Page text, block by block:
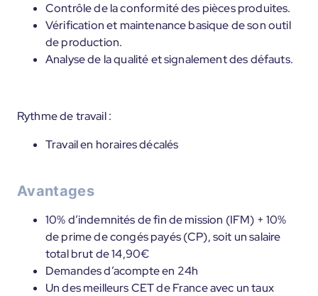
Contrôle de la conformité des pièces produites.
Vérification et maintenance basique de son outil
de production.
Analyse de la qualité et signalement des défauts.
Rythme de travail :
Travail en horaires décalés
Avantages
10% d’indemnités de fin de mission (IFM) + 10%
de prime de congés payés (CP), soit un salaire
total brut de 14,90€
Demandes d’acompte en 24h
Un des meilleurs CET de France avec un taux